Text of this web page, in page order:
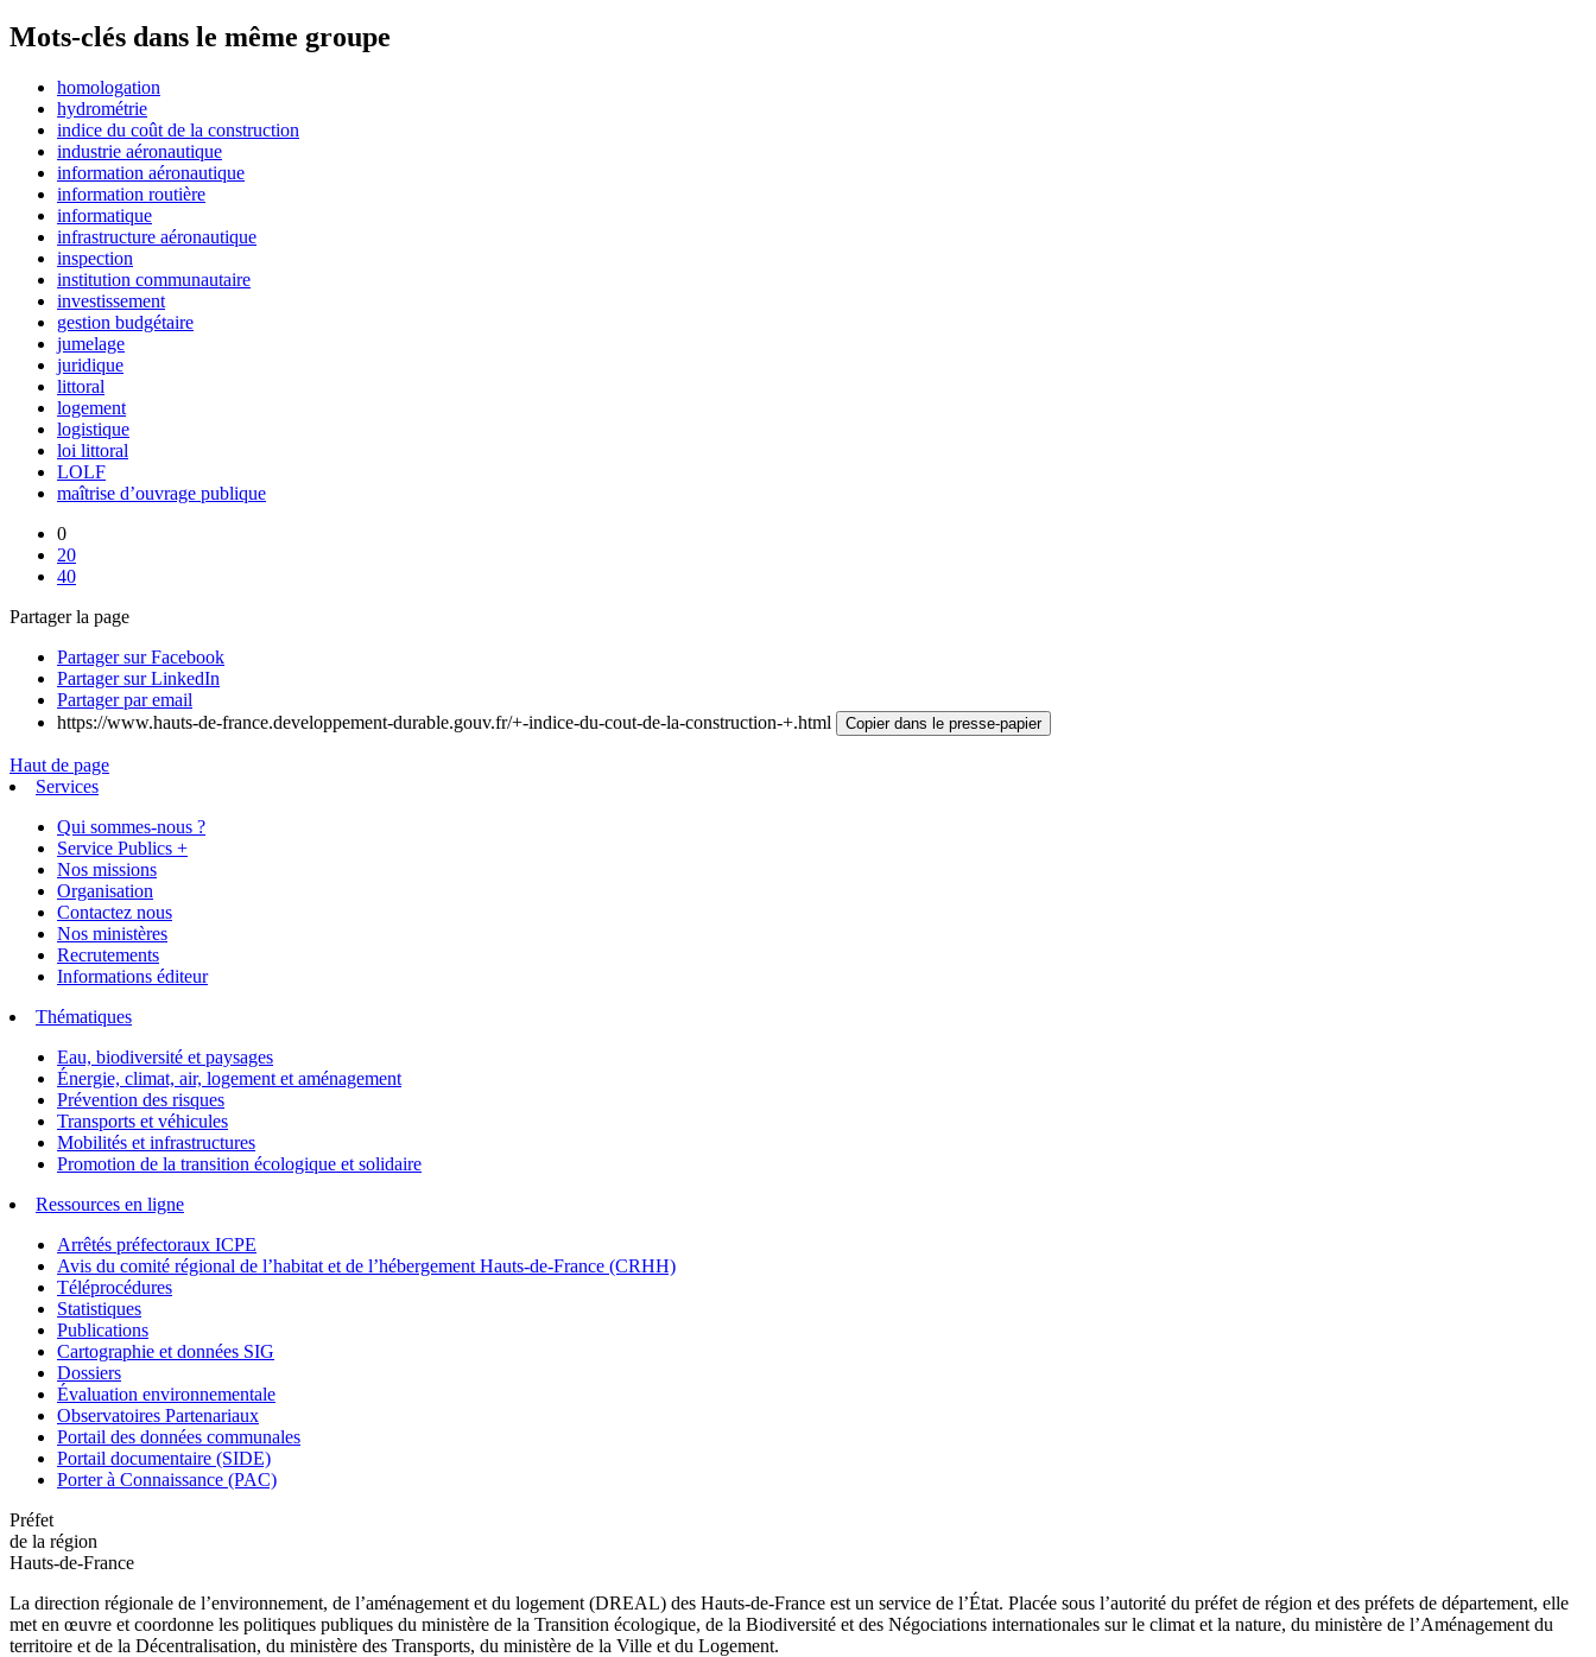
Mots-clés dans le même groupe
homologation
hydrométrie
indice du coût de la construction
industrie aéronautique
information aéronautique
information routière
informatique
infrastructure aéronautique
inspection
institution communautaire
investissement
gestion budgétaire
jumelage
juridique
littoral
logement
logistique
loi littoral
LOLF
maîtrise d’ouvrage publique
0
20
40
Partager la page
Partager sur Facebook
Partager sur LinkedIn
Partager par email
https://www.hauts-de-france.developpement-durable.gouv.fr/+-indice-du-cout-de-la-construction-+.html
Copier dans le presse-papier
Haut de page
Services
Qui sommes-nous ?
Service Publics +
Nos missions
Organisation
Contactez nous
Nos ministères
Recrutements
Informations éditeur
Thématiques
Eau, biodiversité et paysages
Énergie, climat, air, logement et aménagement
Prévention des risques
Transports et véhicules
Mobilités et infrastructures
Promotion de la transition écologique et solidaire
Ressources en ligne
Arrêtés préfectoraux ICPE
Avis du comité régional de l’habitat et de l’hébergement Hauts-de-France (CRHH)
Téléprocédures
Statistiques
Publications
Cartographie et données SIG
Dossiers
Évaluation environnementale
Observatoires Partenariaux
Portail des données communales
Portail documentaire (SIDE)
Porter à Connaissance (PAC)
Préfet
de la région
Hauts-de-France
La direction régionale de l’environnement, de l’aménagement et du logement (DREAL) des Hauts-de-France est un service de l’État. Placée sous l’autorité du préfet de région et des préfets de département, elle
met en œuvre et coordonne les politiques publiques du ministère de la Transition écologique, de la Biodiversité et des Négociations internationales sur le climat et la nature, du ministère de l’Aménagement du
territoire et de la Décentralisation, du ministère des Transports, du ministère de la Ville et du Logement.